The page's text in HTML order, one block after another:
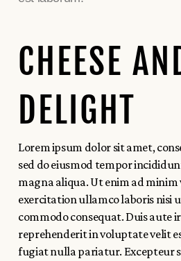
CHEESE
DELIGHT
Lorem ipsum dolor sit amet,
sed do eiusmod tempor
magna aliqua. Ut enim ad
exercitation ullamco laboris nisi
commodo consequat. Duis aute
reprehenderit in voluptate velit
fugiat nulla pariatur. Excepteur